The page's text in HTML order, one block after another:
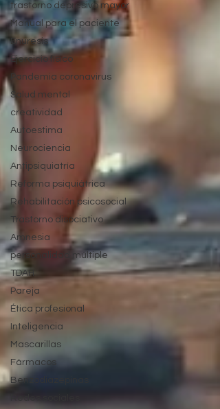
trastorno depresivo mayor
Manual para el paciente
Enuresis
Ejercicio físico
Pandemia coronavirus
Salud mental
creatividad
Autoestima
Neurociencia
Antipsiquiatría
Reforma psiquiátrica
Rehabilitación psicosocial
Trastorno disociativo
Amnesia
personalidad múltiple
TDAH
Pareja
Ética profesional
Inteligencia
Mascarillas
Fármacos
Benzodiazepinas
Redes sociales